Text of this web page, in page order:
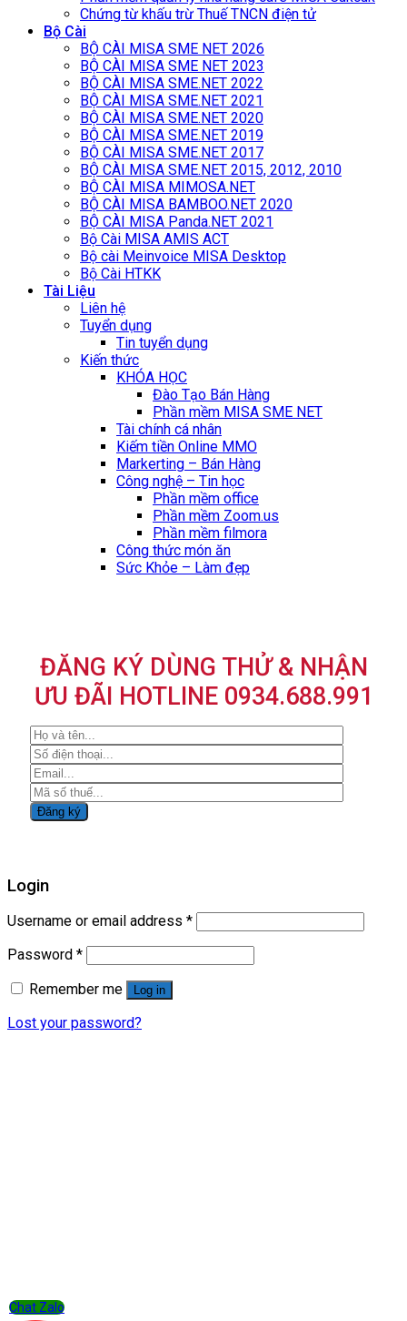
Chứng từ khấu trừ Thuế TNCN điện tử
Bộ Cài
BỘ CÀI MISA SME NET 2026
BỘ CÀI MISA SME NET 2023
BỘ CÀI MISA SME.NET 2022
BỘ CÀI MISA SME.NET 2021
BỘ CÀI MISA SME.NET 2020
BỘ CÀI MISA SME.NET 2019
BỘ CÀI MISA SME.NET 2017
BỘ CÀI MISA SME.NET 2015, 2012, 2010
BỘ CÀI MISA MIMOSA.NET
BỘ CÀI MISA BAMBOO.NET 2020
BỘ CÀI MISA Panda.NET 2021
Bộ Cài MISA AMIS ACT
Bộ cài Meinvoice MISA Desktop
Bộ Cài HTKK
Tài Liệu
Liên hệ
Tuyển dụng
Tin tuyển dụng
Kiến thức
KHÓA HỌC
Đào Tạo Bán Hàng
Phần mềm MISA SME NET
Tài chính cá nhân
Kiếm tiền Online MMO
Markerting – Bán Hàng
Công nghệ – Tin học
Phần mềm office
Phần mềm Zoom.us
Phần mềm filmora
Công thức món ăn
Sức Khỏe – Làm đẹp
ĐĂNG KÝ DÙNG THỬ & NHẬN
ƯU ĐÃI HOTLINE 0934.688.991
Chat Zalo
Login
Username or email address *
Password *
Remember me
Log in
Lost your password?